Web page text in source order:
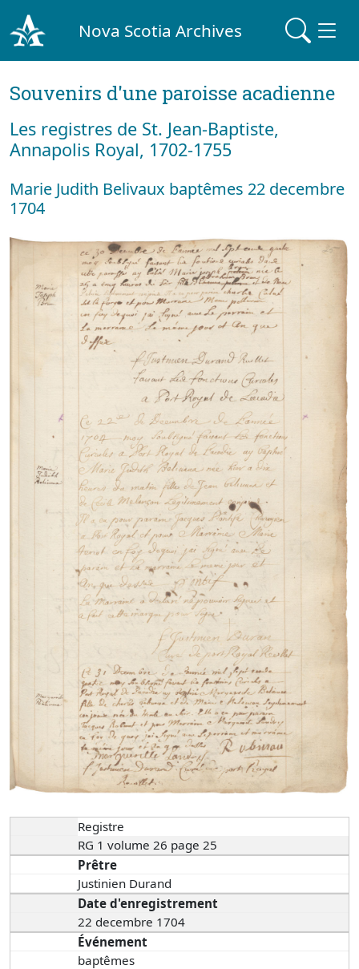
Nova Scotia Archives
Souvenirs d'une paroisse acadienne
Les registres de St. Jean-Baptiste,
Annapolis Royal, 1702-1755
Marie Judith Belivaux baptêmes 22 decembre
1704
Registre
RG 1 volume 26 page 25
Prêtre
Justinien Durand
Date d'enregistrement
22 decembre 1704
Événement
baptêmes